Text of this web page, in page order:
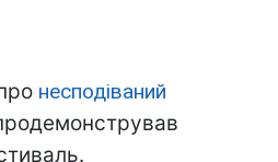
несподіваний